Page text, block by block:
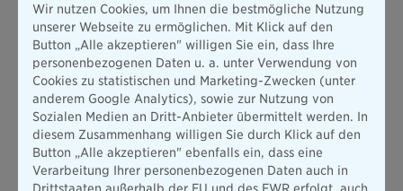
Auch solche Klauseln, die dem Mietenden (zu) strenge
Vorgaben bei der Durchführung von Schönheitsreparaturen
machen, sind in den meisten Fällen unwirksam. Im Mietvertrag
darf also nicht vorgegeben sein, welchespezifischen
Farbarten und -töne oder Tapetenmuster bei der Renovierung
zum Einsatz kommen sollen.
Dies wird insbesondere für solche Arbeiten relevant, die noch
während der Mietszeit durchgeführt werden müssten, laut
Gesetz darf einem Mieter die Gestaltung der Wohnung nicht
Wir nutzen Cookies, um Ihnen die bestmögliche Nutzung
unserer Webseite zu ermöglichen. Mit Klick auf den
Button „Alle akzeptieren" willigen Sie ein, dass Ihre
personenbezogenen Daten u. a. unter Verwendung von
Cookies zu statistischen und Marketing-Zwecken (unter
anderem Google Analytics), sowie zur Nutzung von
Sozialen Medien an Dritt-Anbieter übermittelt werden. In
diesem Zusammenhang willigen Sie durch Klick auf den
Button „Alle akzeptieren" ebenfalls ein, dass eine
Verarbeitung Ihrer personenbezogenen Daten auch in
Drittstaaten außerhalb der EU und des EWR erfolgt, auch